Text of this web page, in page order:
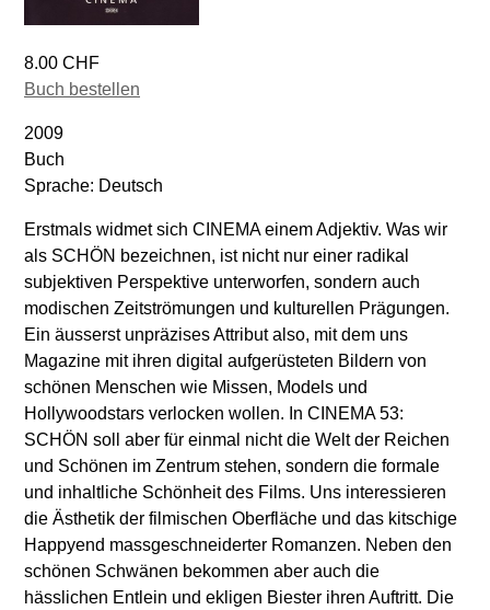
8.00 CHF
Buch bestellen
2009
Buch
Sprache: Deutsch
Erstmals widmet sich CINEMA einem Adjektiv. Was wir
als SCHÖN bezeichnen, ist nicht nur einer radikal
subjektiven Perspektive unterworfen, sondern auch
modischen Zeitströmungen und kulturellen Prägungen.
Ein äusserst unpräzises Attribut also, mit dem uns
Magazine mit ihren digital aufgerüsteten Bildern von
schönen Menschen wie Missen, Models und
Hollywoodstars verlocken wollen. In CINEMA 53:
SCHÖN soll aber für einmal nicht die Welt der Reichen
und Schönen im Zentrum stehen, sondern die formale
und inhaltliche Schönheit des Films. Uns interessieren
die Ästhetik der filmischen Oberfläche und das kitschige
Happyend massgeschneiderter Romanzen. Neben den
schönen Schwänen bekommen aber auch die
hässlichen Entlein und ekligen Biester ihren Auftritt. Die